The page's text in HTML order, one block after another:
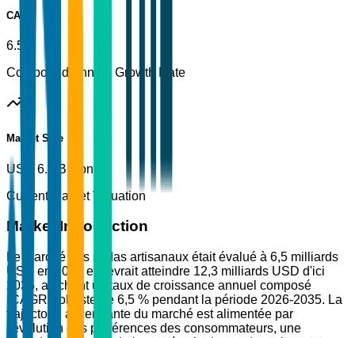
CAGR
6.5%
Compound Annual Growth Rate
Market Size
USD 6.5 Billion
Current Market Valuation
Market Introduction
Le marché des sodas artisanaux était évalué à 6,5 milliards
USD en 2025 et devrait atteindre 12,3 milliards USD d'ici
2035, affichant un taux de croissance annuel composé
(CAGR) robuste de 6,5 % pendant la période 2026-2035. La
trajectoire ascendante du marché est alimentée par
l'évolution des préférences des consommateurs, une